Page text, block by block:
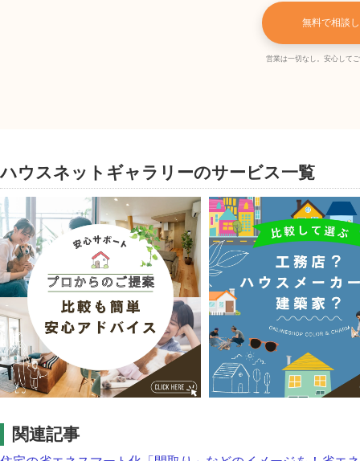
無料で相談
営業は一切なし。安心して
ハウスネットギャラリーのサービス一覧
関連記事